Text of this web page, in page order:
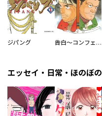
ジパング 告白～コンフェッション～
エッセイ・日常・ほのぼの